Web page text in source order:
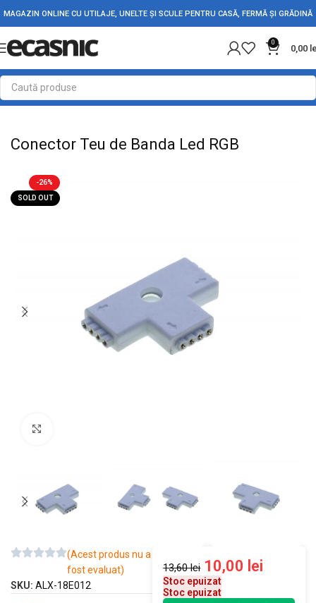
MAGAZIN ONLINE CU UTILAJE, UNELTE ȘI SCULE PENTRU CASĂ, FERMĂ ȘI GRĂDINĂ
0
0,00
Prima pagină Iluminat Led Conectori Led
Conector Teu de Banda Led RGB
-26%
SOLD OUT
(Acest produs nu a
fost evaluat)
SKU: ALX-18E012
13,60lei 10,00 lei
Stoc epuizat
Stoc epuizat